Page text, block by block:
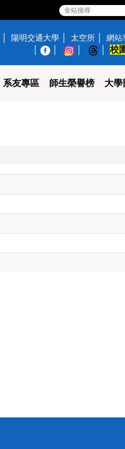
陽明交通大學 太空所 網站
校
系友專區 師生榮譽榜 大學